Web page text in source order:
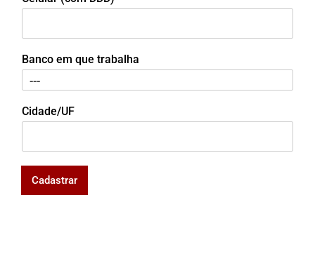
Banco em que trabalha
Cidade/UF
Cadastrar